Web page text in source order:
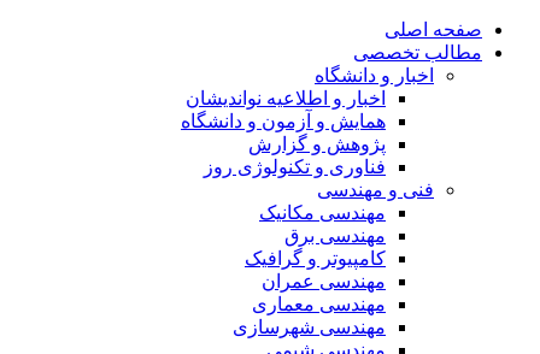
صفحه اصلی
مطالب تخصصی
اخبار و دانشگاه
اخبار و اطلاعیه نواندیشان
همایش و آزمون و دانشگاه
پژوهش و گزارش
فناوری و تکنولوژی روز
فنی و مهندسی
مهندسی مکانیک
مهندسی برق
کامپیوتر و گرافیک
مهندسی عمران
مهندسی معماری
مهندسی شهرسازی
مهندسی شیمی